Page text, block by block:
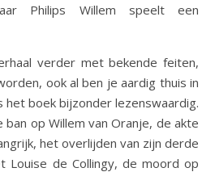
Philips Willem speelt een
verder met bekende feiten,
ook al ben je aardig thuis in
het boek bijzonder lezenswaardig.
op Willem van Oranje, de akte
het overlijden van zijn derde
Louise de Collingy, de moord op